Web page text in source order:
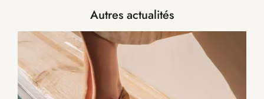
Autres actualités